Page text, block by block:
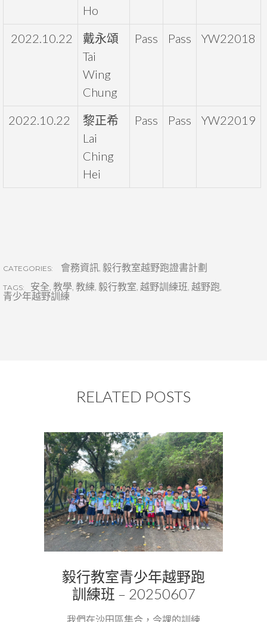
Ho
2022.10.22
戴永頌
Tai
Wing
Chung
Pass Pass YW22018
2022.10.22
黎正希
Lai
Ching
Hei
Pass Pass YW22019
CATEGORIES: 會務資訊 毅行教室越野跑證書計劃
TAGS: 安全 教學 教練 毅行教室 越野訓練班 越野跑
青少年越野訓練
RELATED POSTS
毅行教室青少年越野跑
訓練班 – 20250607
我們在沙田區集合，今課的訓練